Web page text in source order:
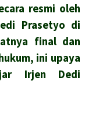
resmi oleh
Prasetyo di
final dan
ini upaya
Irjen Dedi